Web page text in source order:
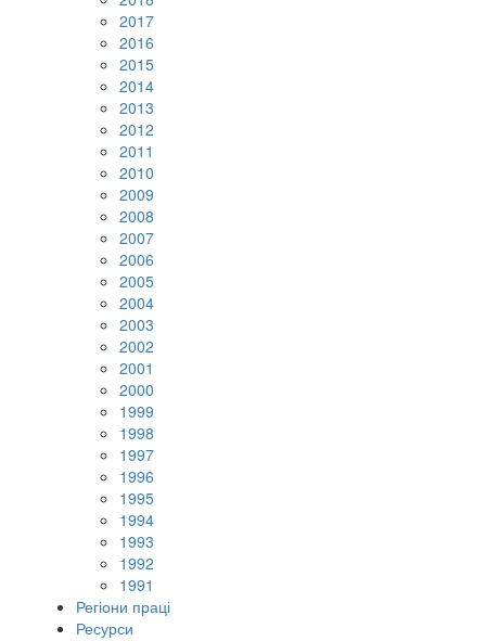
2017
2016
2015
2014
2013
2012
2011
2010
2009
2008
2007
2006
2005
2004
2003
2002
2001
2000
1999
1998
1997
1996
1995
1994
1993
1992
1991
Регіони праці
Ресурси